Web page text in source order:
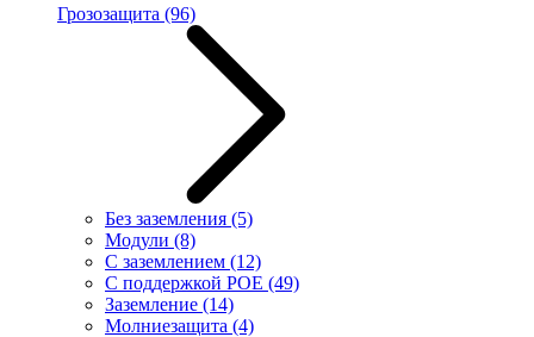
Грозозащита (96)
Без заземления (5)
Модули (8)
С заземлением (12)
С поддержкой POE (49)
Заземление (14)
Молниезащита (4)